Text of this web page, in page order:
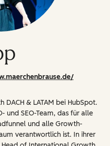
& LATAM bei HubSpot.
und SEO-Team, das für alle
und alle Growth-
verantwortlich ist. In ihrer